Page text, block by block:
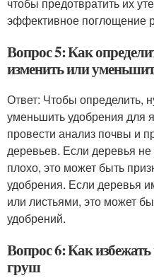
эффективное поглощение
Вопрос 5: Как
изменить или
Ответ: Чтобы определить,
уменьшить удобрения для
провести анализ почвы и
деревьев. Если деревья
плохо, это может быть
удобрения. Если деревья
или листьями, это может
удобрений.
Вопрос 6: Как
груш